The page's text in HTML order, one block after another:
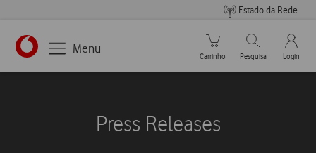
Estado da Rede
https://www.vodafone.pt
Menu
Carrinho de compras
Carrinho
Pesquisar
Pesquisa
My
Login
Press Releases